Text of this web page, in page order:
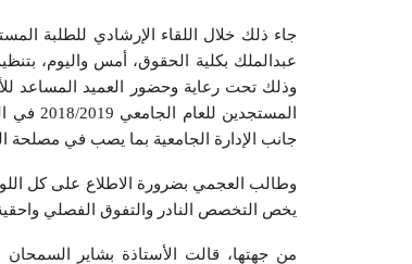
عبدالملك بكلية الحقوق، أمس واليوم،
وذلك تحت رعاية وحضور العميد المساعد
جانب الإدارة الجامعية بما يصب في مصلحة
وطالب العجمي بضرورة الاطلاع على كل
يخص التخصص النادر والتفوق الفصلي واحقية
من جهتها، قالت الأستاذة بشاير